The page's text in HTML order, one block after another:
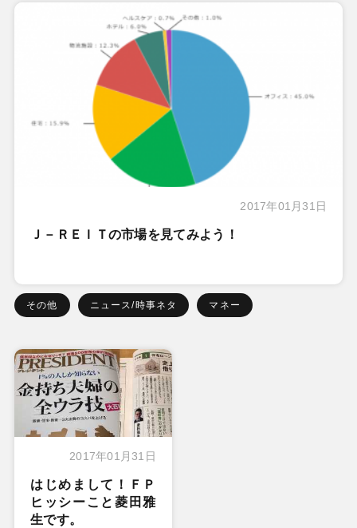
2017年01月31日
Ｊ－ＲＥＩＴの市場を見てみよう！
その他 ニュース/時事ネタ マネー
2017年01月31日
はじめまして！ＦＰ
ヒッシーこと菱田雅
生です。